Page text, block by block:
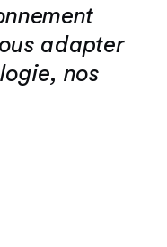
adapter
nos